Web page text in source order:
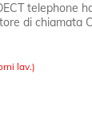
telephone
di chiamata
lav.)